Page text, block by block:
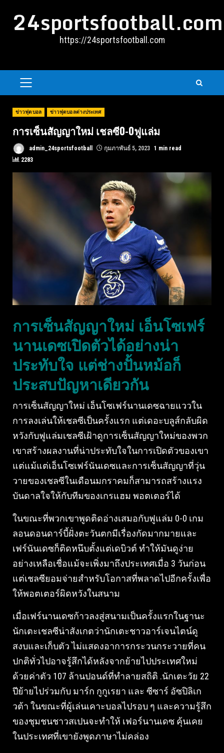
24sportsfootball.com
https://24sportsfootball.com
PRIMARY
ข่าวฟุตบอล ข่าวฟุตบอลต่างประเทศ
การเซ็นสัญญาใหม่ เชลซี0-0ฟูแล่ม
admin_24sportsfootball กุมภาพันธ์ 5, 2023 1 min read
2283
การเซ็นสัญญาใหม่ เอ็นโซเฟร์
นานเดซเปิดตัวได้อย่างน่า
ประทับใจ แต่ช่างปั้นหม้อก็
ประสบปัญหาเดียวกัน
การเซ็นสัญญาใหม่ เอ็นโซเฟร์นานเดซฉายแววใน
การลงเล่นให้เชลซีเป็นครั้งแรก แต่เดอะบลูส์กลับผิด
หวังกับฟูแล่มเชลซีเฝ้าดูการเซ็นสัญญาใหม่ของพวก
เขาสร้างผลงานที่น่าประทับใจในการเปิดตัวของเขา
แต่แม้แต่เอ็นโซเฟร์นันเดซและการเซ็นสัญญาที่วุ่น
วายของเชลซีในเดือนมกราคมก็สามารถสร้างแรง
บันดาลใจให้กับทีมของเกรแฮม พอตเตอร์ได้
ในขณะที่พวกเขาพูดติดอ่างเสมอกับฟูแล่ม 0-0 เกม
ลอนดอนดาร์บี้ฝั่งตะวันตกมีเรื่องกัดมากมายและ
เฟร์นันเดซก็ติดหนึบตั้งแต่เดบิวต์ ทำให้มันดูง่าย
อย่างเหลือเชื่อแม้จะเพิ่งมาถึงประเทศเมื่อ 3 วันก่อน
แต่เชลซียอมจ่ายสำหรับโอกาสที่พลาดไปอีกครั้งเพื่อ
ให้พอตเตอร์ผิดหวังในสนาม
เมื่อเฟร์นานเดซก้าวลงสู่สนามเป็นครั้งแรกในฐานะ
นักเตะเชลซีน่าสังเกตว่านักเตะชาวอาร์เจนไตน์ดู
สงบและเก็บตัว ไม่แสดงอาการกระวนกระวายที่คน
ปกติทั่วไปอาจรู้สึกได้หลังจากย้ายไปประเทศใหม่
ด้วยค่าตัว 107 ล้านปอนด์ที่ทำลายสถิติ .นักเตะวัย 22
ปีย้ายไปร่วมกับ มาร์ก กูกูเรยา และ ซีซาร์ อัซปิลิเก
วต้า ในขณะที่ผู้เล่นเคาะบอลไปรอบ ๆ และความรู้สึก
ของชุมชนชาวสเปนจะทำให้ เฟอร์นานเดซ คุ้นเคย
ในประเทศที่เขายังพูดภาษาไม่คล่อง